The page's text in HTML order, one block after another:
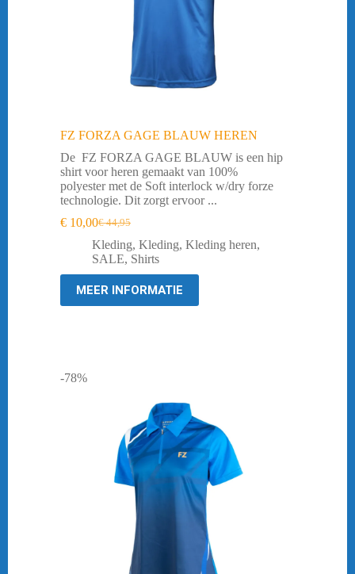
FZ FORZA GAGE BLAUW HEREN
De FZ FORZA GAGE BLAUW is een hip
shirt voor heren gemaakt van 100%
polyester met de Soft interlock w/dry forze
technologie. Dit zorgt ervoor ...
€44,95
Oorspronkelijke
prijs
was:
€ 44,95.
€ 10,00Huidige
prijs
is:
€ 10,00.
Kleding, Kleding, Kleding heren,
SALE, Shirts
MEER INFORMATIE
-78%